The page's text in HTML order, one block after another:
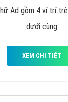
Ad gồm 4 ví trí
dưới cùng
XEM CHI TIẾT